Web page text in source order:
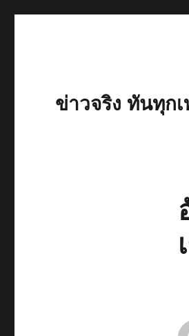
ข่าวจริง ทันทุก